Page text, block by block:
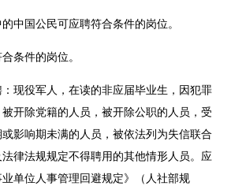
中国公民可应聘符合条件的岗位。
条件的岗位。
现役军人，在读的非应届毕业生，因犯罪
开除党籍的人员，被开除公职的人员，受
影响期未满的人员，被依法列为失信联合
律法规规定不得聘用的其他情形人员。应
单位人事管理回避规定》（人社部规